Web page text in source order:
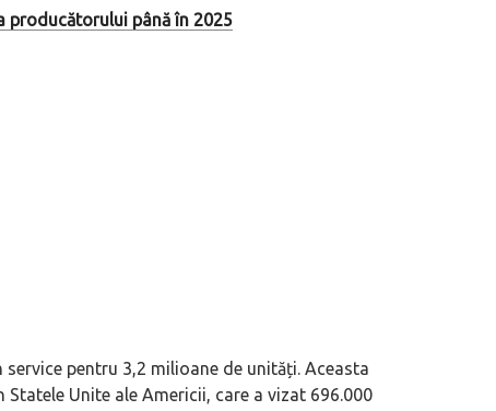
producătorului până în 2025
pentru 3,2 milioane de unități. Aceasta
Unite ale Americii, care a vizat 696.000